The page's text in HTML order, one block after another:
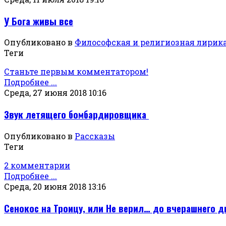
У Бога живы все
Опубликовано в Философская и религиозная
Теги
Станьте первым комментатором!
Подробнее ...
Среда, 27 июня 2018 10:16
Звук летящего бомбардировщика
Опубликовано в Рассказы
Теги
2 комментарии
Подробнее ...
Среда, 20 июня 2018 13:16
Сенокос на Троицу, или Не верил… до вчерашнего